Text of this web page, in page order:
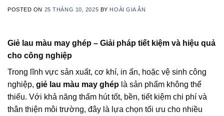
POSTED ON 25 THÁNG 10, 2025 BY HOÀI GIA ÂN
Giẻ lau màu may ghép – Giải pháp tiết kiệm và hiệu quả
cho công nghiệp
Trong lĩnh vực sản xuất, cơ khí, in ấn, hoặc vệ sinh công
nghiệp, giẻ lau màu may ghép là sản phẩm không thể
thiếu. Với khả năng thấm hút tốt, bền, tiết kiệm chi phí và
thân thiện môi trường, đây là lựa chọn tối ưu cho nhiều